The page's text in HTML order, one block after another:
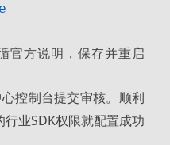
官方说明，保存并重启
控制台提交审核。顺利
业SDK权限就配置成功